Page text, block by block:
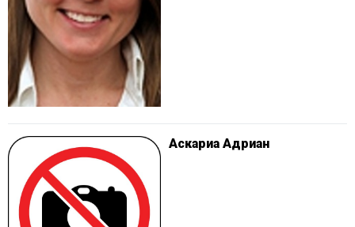
Аскариа Адриан